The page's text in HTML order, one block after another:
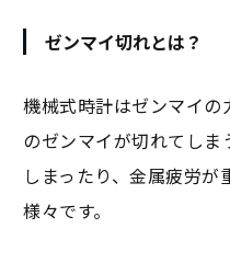
ゼンマイ切れとは？
機械式時計はゼンマイ
のゼンマイが切れてしま
しまったり、金属疲労
様々です。